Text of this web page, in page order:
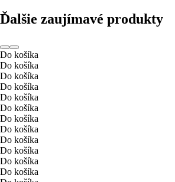
Ďalšie zaujímavé produkty
Do košíka
Do košíka
Do košíka
Do košíka
Do košíka
Do košíka
Do košíka
Do košíka
Do košíka
Do košíka
Do košíka
Do košíka